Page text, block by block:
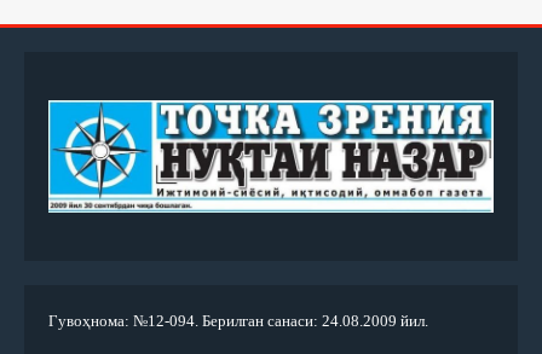
Гувоҳнома: №12-094. Берилган санаси: 24.08.2009 йил.